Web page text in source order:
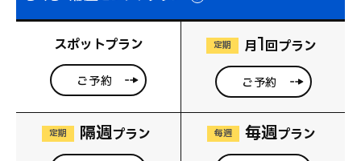
スポットプラン
ご予約
定期 月1回プラン
ご予約
定期 隔週プラン 毎週 毎週プラン